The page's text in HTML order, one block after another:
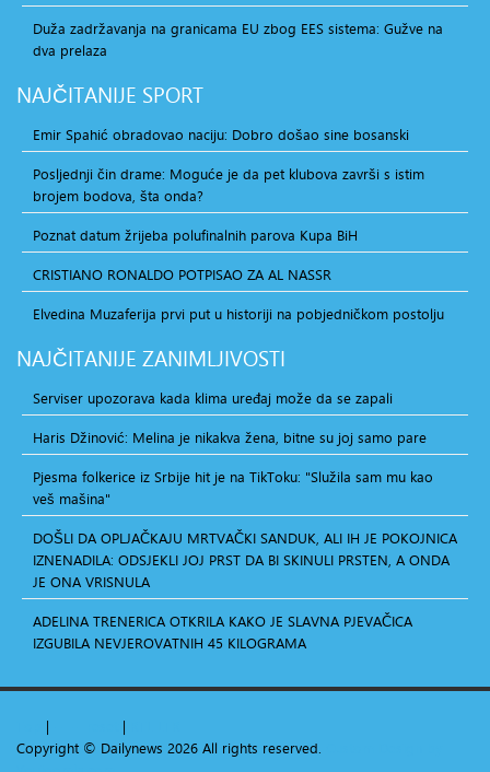
Duža zadržavanja na granicama EU zbog EES sistema: Gužve na
dva prelaza
NAJČITANIJE SPORT
Emir Spahić obradovao naciju: Dobro došao sine bosanski
Posljednji čin drame: Moguće je da pet klubova završi s istim
brojem bodova, šta onda?
Poznat datum žrijeba polufinalnih parova Kupa BiH
CRISTIANO RONALDO POTPISAO ZA AL NASSR
Elvedina Muzaferija prvi put u historiji na pobjedničkom postolju
NAJČITANIJE ZANIMLJIVOSTI
Serviser upozorava kada klima uređaj može da se zapali
Haris Džinović: Melina je nikakva žena, bitne su joj samo pare
Pjesma folkerice iz Srbije hit je na TikToku: "Služila sam mu kao
veš mašina"
DOŠLI DA OPLJAČKAJU MRTVAČKI SANDUK, ALI IH JE POKOJNICA
IZNENADILA: ODSJEKLI JOJ PRST DA BI SKINULI PRSTEN, A ONDA
JE ONA VRISNULA
ADELINA TRENERICA OTKRILA KAKO JE SLAVNA PJEVAČICA
IZGUBILA NEVJEROVATNIH 45 KILOGRAMA
| |
Copyright © Dailynews 2026 All rights reserved.